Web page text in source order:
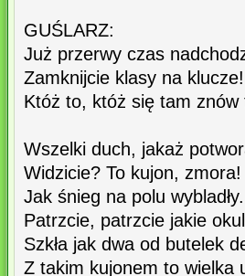
GUŚLARZ:
Już przerwy czas
Zamknijcie klasy na klucze!
Któż to, któż się tam znów
Wszelki duch, jakaż
Widzicie? To kujon, zmora!
Jak śnieg na polu wybladły.
Patrzcie, patrzcie jakie
Szkła jak dwa od butelek
Z takim kujonem to wielka